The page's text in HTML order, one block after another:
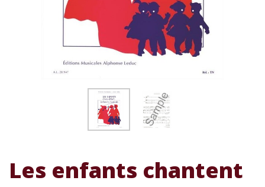
Les enfants chantent